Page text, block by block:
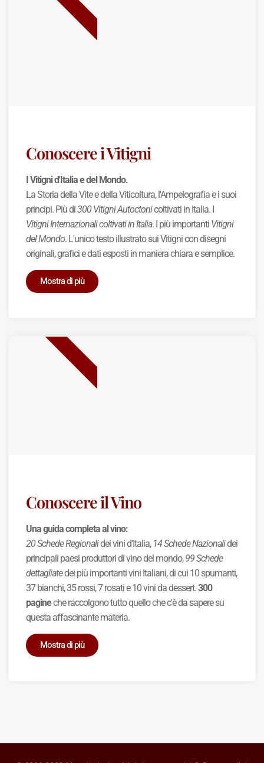
Conoscere i Vitigni
I Vitigni d'Italia e del Mondo.
La Storia della Vite e della Viticoltura, l'Ampelografia e i suoi
principi. Più di300 Vitigni Autoctonicoltivati in Italia. I
Vitigni Internazionali coltivati in Italia. I più importanti Vitigni
del Mondo. L'unico testo illustrato sui Vitigni con disegni
originali, grafici e dati esposti in maniera chiara e semplice.
Mostra di più
NUOVA USCITA
Conoscere il Vino
Una guida completa al vino:
20 Schede Regionalidei vini d'Italia, 14 Schede Nazionalidei
principali paesi produttori di vino del mondo,99 Schede
dettagliatedei più importanti vini Italiani, di cui 10 spumanti,
37 bianchi, 35 rossi, 7 rosati e 10 vini da dessert.300
pagineche raccolgono tutto quello che c'è da sapere su
questa affascinante materia.
Mostra di più
BEST SELLER